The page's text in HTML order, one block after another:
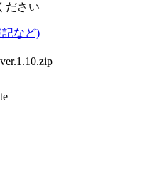
ださい
記など)